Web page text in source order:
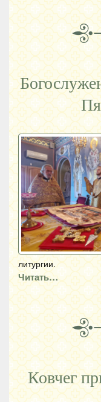
литургии.
Читать…
Ковчег